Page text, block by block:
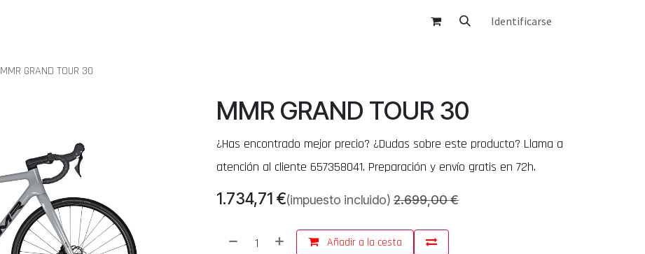
Identificarse
MMR GRAND TOUR 30
MMR GRAND TOUR 30
¿Has encontrado mejor precio? ¿Dudas sobre este producto? Llama a
atención al cliente 657358041. Preparación y envío gratis en 72h.
1.734,71 €(impuesto incluido) 2.699,00€
Añadir a la cesta